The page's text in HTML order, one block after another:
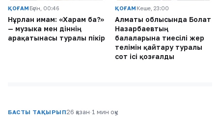
ҚОҒАМ Бүгін, 00:46
Нұрлан имам: «Харам ба?»
— музыка мен діннің
арақатынасы туралы пікір
ҚОҒАМ Кеше, 23:00
Алматы облысында Болат
Назарбаевтың
балаларына тиесілі жер
телімін қайтару туралы
сот ісі қозғалды
БАСТЫ ТАҚЫРЫП26 қазан·1 мин оқу